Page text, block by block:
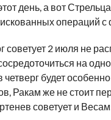
день, а вот
операций
советует 2 июля не
на
четверг будет
Ракам же не стоит
советует и